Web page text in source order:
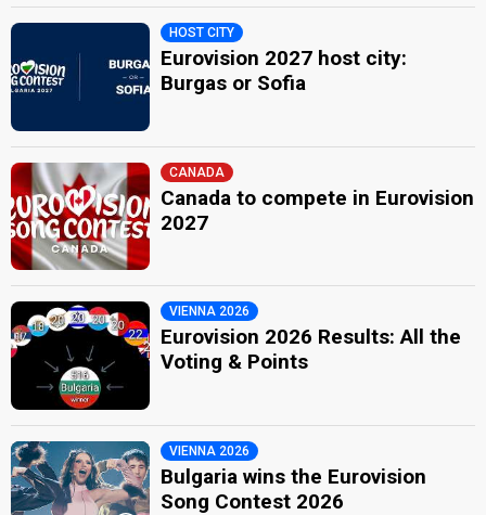
HOST CITY
Eurovision 2027 host city:
Burgas or Sofia
CANADA
Canada to compete in Eurovision
2027
VIENNA 2026
Eurovision 2026 Results: All the
Voting & Points
VIENNA 2026
Bulgaria wins the Eurovision
Song Contest 2026